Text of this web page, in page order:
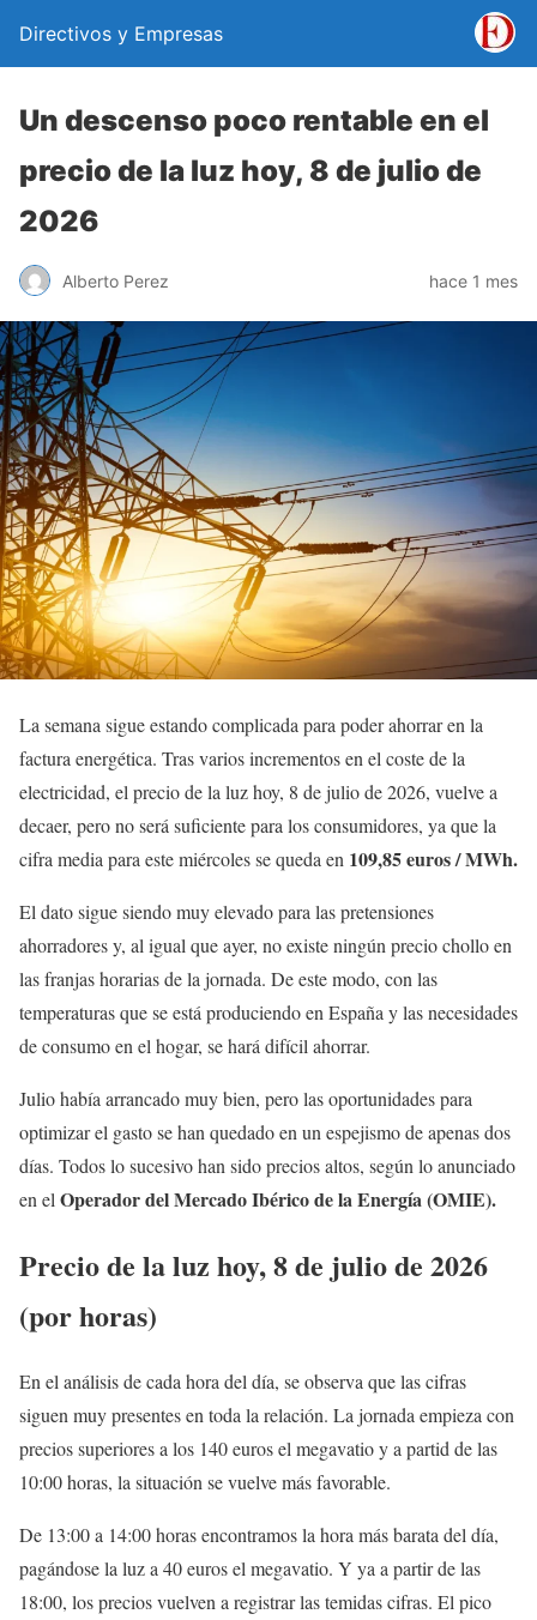
Directivos y Empresas
Un descenso poco rentable en el
precio de la luz hoy, 8 de julio de
2026
Alberto Perez hace 1 mes
La semana sigue estando complicada para poder ahorrar en la
factura energética. Tras varios incrementos en el coste de la
electricidad, el precio de la luz hoy, 8 de julio de 2026, vuelve a
decaer, pero no será suficiente para los consumidores, ya que la
cifra media para este miércoles se queda en 109,85 euros / MWh.
El dato sigue siendo muy elevado para las pretensiones
ahorradores y, al igual que ayer, no existe ningún precio chollo en
las franjas horarias de la jornada. De este modo, con las
temperaturas que se está produciendo en España y las necesidades
de consumo en el hogar, se hará difícil ahorrar.
Julio había arrancado muy bien, pero las oportunidades para
optimizar el gasto se han quedado en un espejismo de apenas dos
días. Todos lo sucesivo han sido precios altos, según lo anunciado
en el Operador del Mercado Ibérico de la Energía (OMIE).
Precio de la luz hoy, 8 de julio de 2026
(por horas)
En el análisis de cada hora del día, se observa que las cifras
siguen muy presentes en toda la relación. La jornada empieza con
precios superiores a los 140 euros el megavatio y a partid de las
10:00 horas, la situación se vuelve más favorable.
De 13:00 a 14:00 horas encontramos la hora más barata del día,
pagándose la luz a 40 euros el megavatio. Y ya a partir de las
18:00, los precios vuelven a registrar las temidas cifras. El pico